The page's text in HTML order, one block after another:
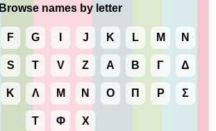
Browse names by letter
F G J K L M N
S T V Z Α Β Γ Δ
Κ Λ Μ Ν Ο Π Ρ Σ
Τ Φ Χ